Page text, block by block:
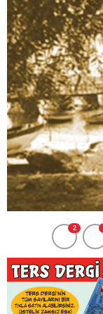
2